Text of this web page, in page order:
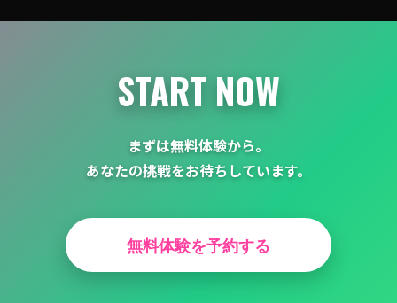
ョ
START NOW
まずは無料体験から。
あなたの挑戦をお待ちしています。
無料体験を予約する